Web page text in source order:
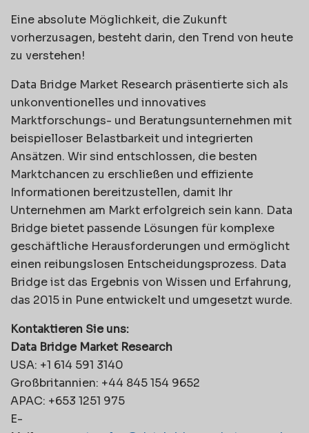
Eine absolute Möglichkeit, die Zukunft
vorherzusagen, besteht darin, den Trend von heute
zu verstehen!
Data Bridge Market Research präsentierte sich als
unkonventionelles und innovatives
Marktforschungs- und Beratungsunternehmen mit
beispielloser Belastbarkeit und integrierten
Ansätzen. Wir sind entschlossen, die besten
Marktchancen zu erschließen und effiziente
Informationen bereitzustellen, damit Ihr
Unternehmen am Markt erfolgreich sein kann. Data
Bridge bietet passende Lösungen für komplexe
geschäftliche Herausforderungen und ermöglicht
einen reibungslosen Entscheidungsprozess. Data
Bridge ist das Ergebnis von Wissen und Erfahrung,
das 2015 in Pune entwickelt und umgesetzt wurde.
Kontaktieren Sie uns:
Data Bridge Market Research
USA: +1 614 591 3140
Großbritannien: +44 845 154 9652
APAC: +653 1251 975
E-